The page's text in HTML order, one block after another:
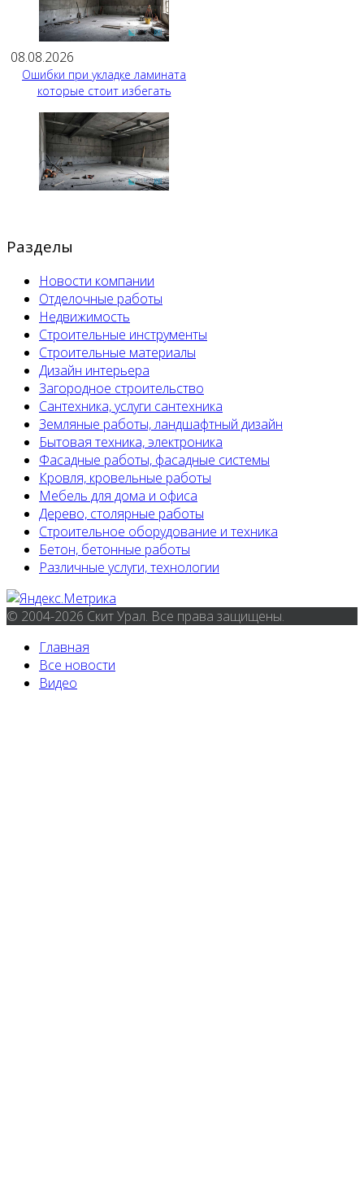
08.08.2026
Ошибки при укладке ламината
которые стоит избегать
Разделы
Новости компании
Отделочные работы
Недвижимость
Строительные инструменты
Строительные материалы
Дизайн интерьера
Загородное строительство
Сантехника, услуги сантехника
Земляные работы, ландшафтный дизайн
Бытовая техника, электроника
Фасадные работы, фасадные системы
Кровля, кровельные работы
Мебель для дома и офиса
Дерево, столярные работы
Строительное оборудование и техника
Бетон, бетонные работы
Различные услуги, технологии
© 2004-2026 Скит Урал. Все права защищены.
Главная
Все новости
Видео